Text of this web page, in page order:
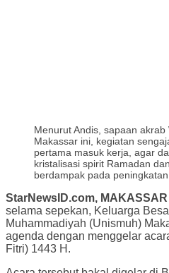
Menurut Andis, sapaan akrab
Makassar ini, kegiatan
pertama masuk kerja, agar
kristalisasi spirit Ramadan
berdampak pada peningkatan
StarNewsID.com, MAKASSAR
selama sepekan, Keluarga
Muhammadiyah (Unismuh)
agenda dengan menggelar
Fitri) 1443 H.